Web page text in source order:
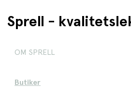
Sprell -
OM SPRELL
Butiker